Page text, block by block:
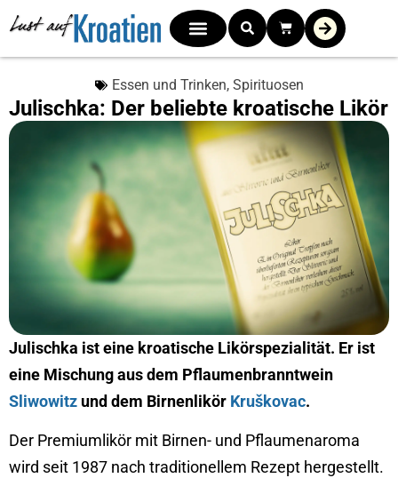
Essen und Trinken, Spirituosen
Julischka: Der beliebte kroatische Likör
Julischka ist eine kroatische Likörspezialität. Er ist
eine Mischung aus dem Pflaumenbranntwein
Sliwowitz und dem Birnenlikör Kruškovac.
Der Premiumlikör mit Birnen- und Pflaumenaroma
wird seit 1987 nach traditionellem Rezept hergestellt.